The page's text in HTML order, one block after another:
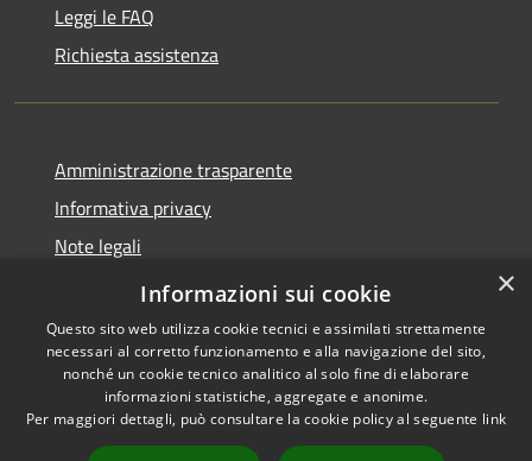
Leggi le FAQ
Richiesta assistenza
Amministrazione trasparente
Informativa privacy
Note legali
Dichiarazione di accessibilità
Accessibilità
Copyright © 2026 • Comune di
Rovescala • Powered by
×
Informazioni sui cookie
Questo sito web utilizza cookie tecnici e assimilati strettamente
necessari al corretto funzionamento e alla navigazione del sito,
nonché un cookie tecnico analitico al solo fine di elaborare
informazioni statistiche, aggregate e anonime.
Per maggiori dettagli, può consultare la cookie policy al seguente link